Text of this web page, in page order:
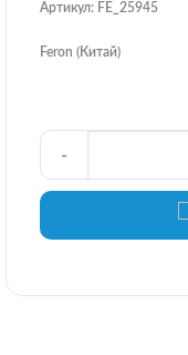
Артикул: FE_25945
Feron (Китай)
-